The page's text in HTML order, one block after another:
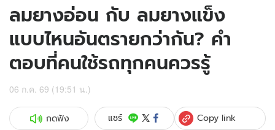
ลมยางอ่อน กับ ลมยางแข็ง
แบบไหนอันตรายกว่ากัน? คำ
ตอบที่คนใช้รถทุกคนควรรู้
06 ก.ค. 69 (19:51 น.)
กดฟัง แชร์ Copy link